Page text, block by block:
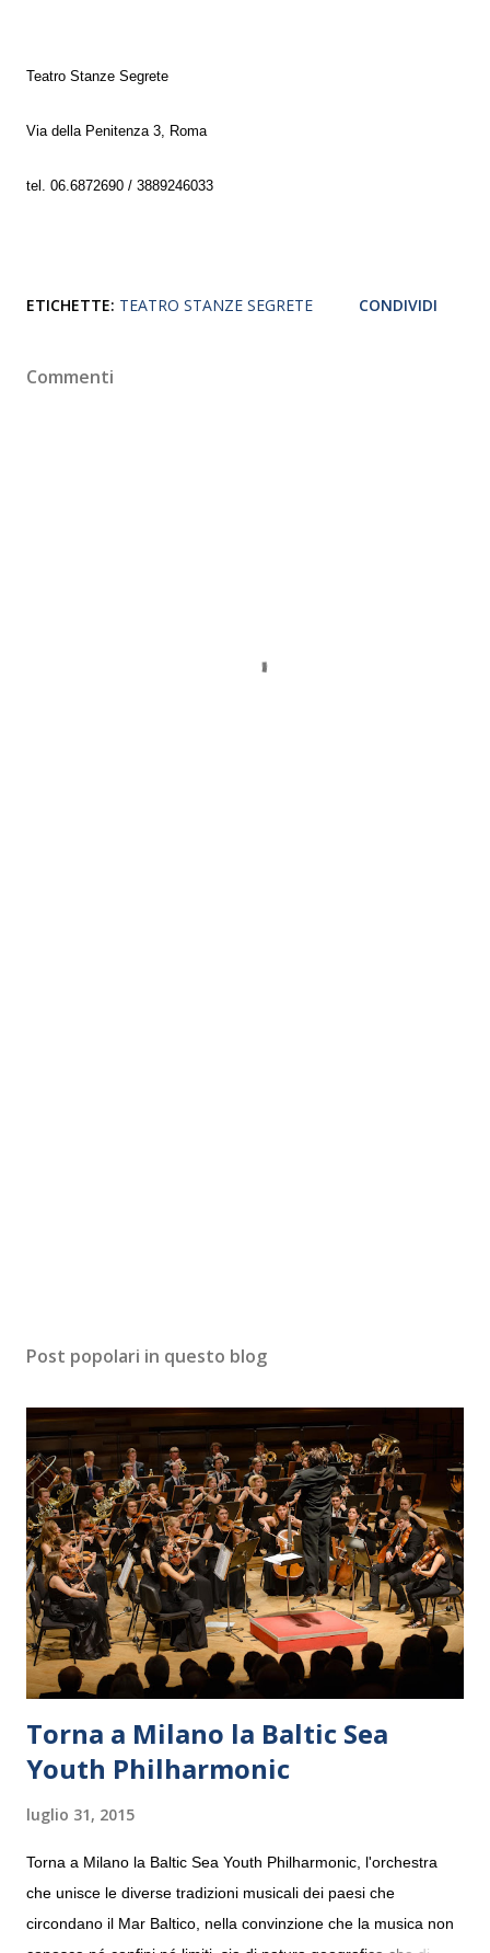
Teatro Stanze Segrete
Via della Penitenza 3, Roma
tel. 06.6872690 / 3889246033
ETICHETTE: TEATRO STANZE SEGRETE CONDIVIDI
Commenti
Post popolari in questo blog
Torna a Milano la Baltic Sea
Youth Philharmonic
luglio 31, 2015
Torna a Milano la Baltic Sea Youth Philharmonic, l'orchestra
che unisce le diverse tradizioni musicali dei paesi che
circondano il Mar Baltico, nella convinzione che la musica non